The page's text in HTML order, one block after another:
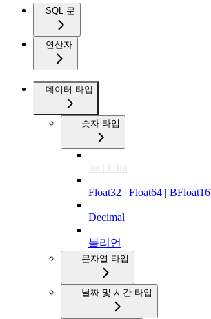
SQL 문
연산자
데이터 타입
숫자 타입
Int | UInt
Float32 | Float64 | BFloat16
Decimal
불리언
문자열 타입
날짜 및 시간 타입